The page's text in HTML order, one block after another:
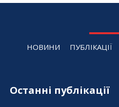
НОВИНИ ПУБЛІКАЦІЇ
Останні публікації